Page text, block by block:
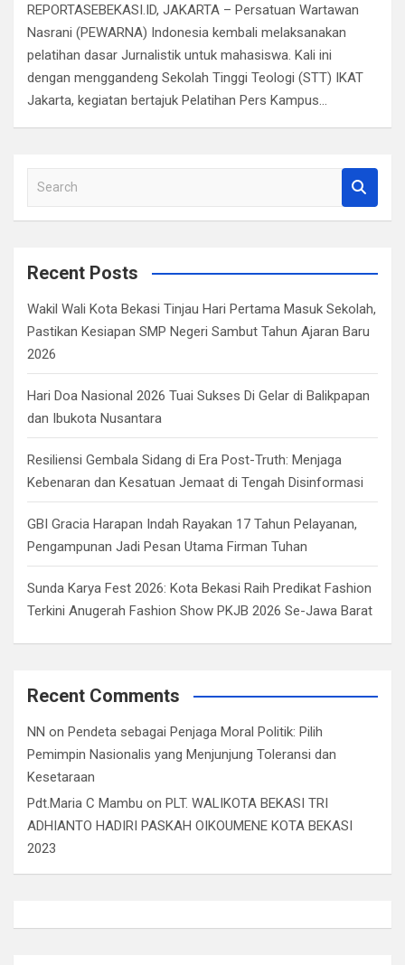
ce
b
o
o
k
tt
er
at
s
A
p
p
e
gr
a
m
ail ke
dI
n
ar
e
REPORTASEBEKASI.ID, JAKARTA – Persatuan Wartawan
Nasrani (PEWARNA) Indonesia kembali melaksanakan
pelatihan dasar Jurnalistik untuk mahasiswa. Kali ini
dengan menggandeng Sekolah Tinggi Teologi (STT) IKAT
Jakarta, kegiatan bertajuk Pelatihan Pers Kampus…
a
c
Recent Posts
Wakil Wali Kota Bekasi Tinjau Hari Pertama Masuk Sekolah,
Pastikan Kesiapan SMP Negeri Sambut Tahun Ajaran Baru
2026
Hari Doa Nasional 2026 Tuai Sukses Di Gelar di Balikpapan
dan Ibukota Nusantara
Resiliensi Gembala Sidang di Era Post-Truth: Menjaga
Kebenaran dan Kesatuan Jemaat di Tengah Disinformasi
GBI Gracia Harapan Indah Rayakan 17 Tahun Pelayanan,
Pengampunan Jadi Pesan Utama Firman Tuhan
Sunda Karya Fest 2026: Kota Bekasi Raih Predikat Fashion
Terkini Anugerah Fashion Show PKJB 2026 Se-Jawa Barat
Recent Comments
NN on Pendeta sebagai Penjaga Moral Politik: Pilih
Pemimpin Nasionalis yang Menjunjung Toleransi dan
Kesetaraan
Pdt.Maria C Mambu on PLT. WALIKOTA BEKASI TRI
ADHIANTO HADIRI PASKAH OIKOUMENE KOTA BEKASI
2023